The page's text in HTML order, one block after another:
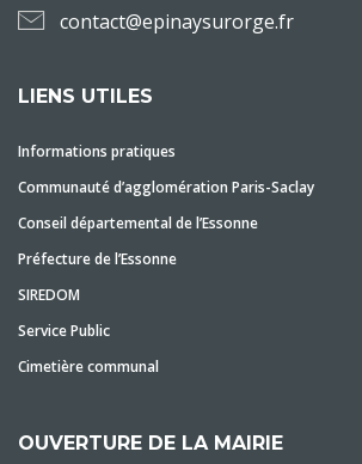
contact@epinaysurorge.fr
LIENS UTILES
Informations pratiques
Communauté d’agglomération Paris-Saclay
Conseil départemental de l’Essonne
Préfecture de l’Essonne
SIREDOM
Service Public
Cimetière communal
OUVERTURE DE LA MAIRIE